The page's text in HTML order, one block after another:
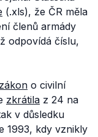
(.xls), že ČR měla
členů armády
odpovídá číslu,
zákon o civilní
zkrátila z 24 na
v důsledku
1993, kdy vznikly